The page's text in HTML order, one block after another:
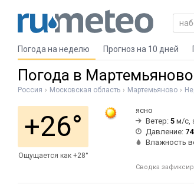
Погода на неделю Прогноз на 10 дней
Погода в Мартемьяново
Россия Московская область Мартемьяново
+26°
Ощущается как +28°
ясно
Ветер: 5 м/с,
Давление:
Влажность
Сводка